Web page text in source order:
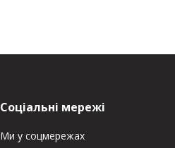
Соціальні мережі
Ми у соцмережах